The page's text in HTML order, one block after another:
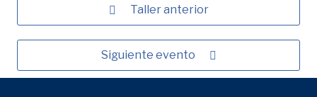
Taller anterior
Siguiente evento